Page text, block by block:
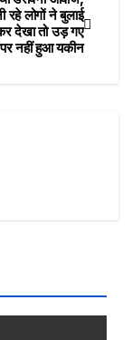
रहे लोगों ने बुलाई
देखा तो उड़ गए
नहीं हुआ यकीन